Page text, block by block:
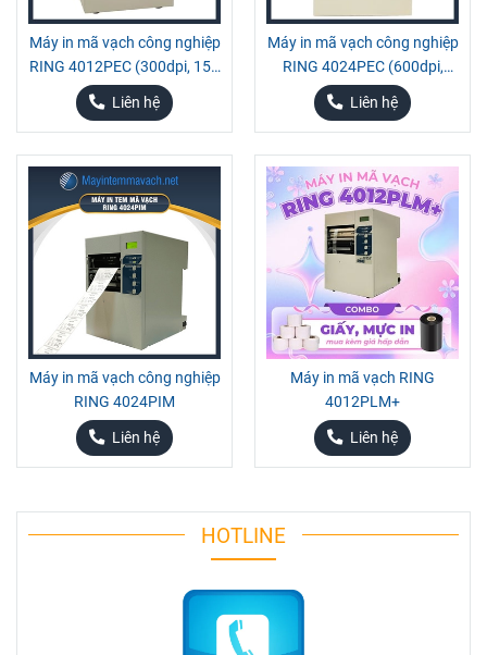
Máy in mã vạch công nghiệp
RING 4012PEC (300dpi, 150
mm/s)
Liên hệ
Máy in mã vạch công nghiệp
RING 4024PEC (600dpi,
128MB)
Liên hệ
Máy in mã vạch công nghiệp
RING 4024PIM
Liên hệ
Máy in mã vạch RING
4012PLM+
Liên hệ
HOTLINE